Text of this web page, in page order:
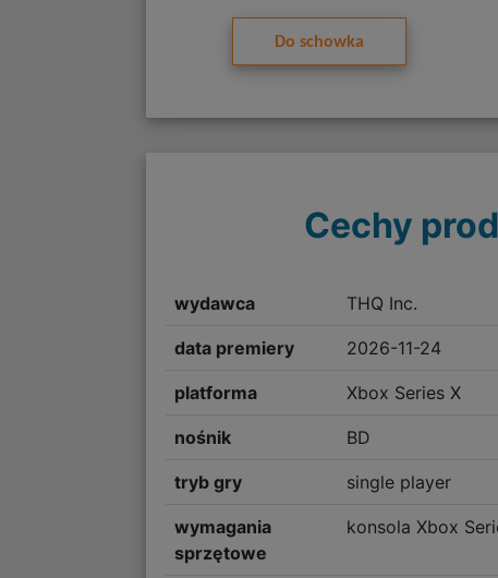
Do schowka
Cechy
wydawca THQ Inc.
data premiery 2026-11-24
platforma Xbox Series X
nośnik BD
tryb gry single player
wymagania
sprzętowe
konsola Xbox